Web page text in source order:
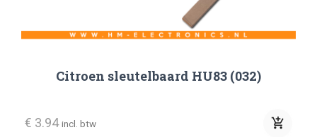
Citroen sleutelbaard HU83 (032)
€ 3.94incl. btw add_shopping_cart